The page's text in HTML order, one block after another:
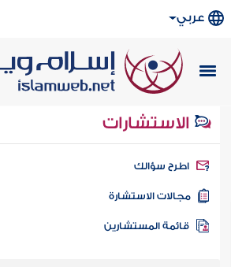
عربي
الاستشارات
سؤالك
الاستشارة